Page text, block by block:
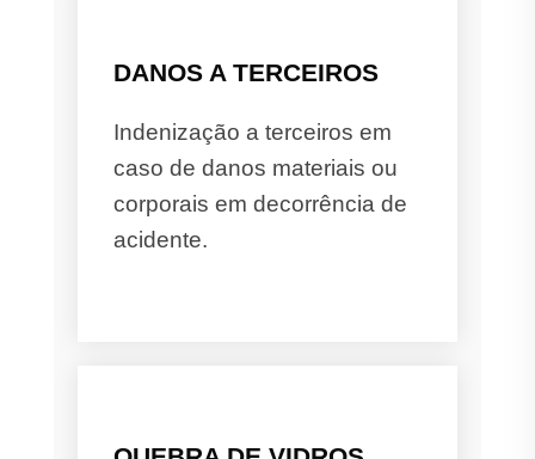
DANOS A TERCEIROS
Indenização a terceiros em
caso de danos materiais ou
corporais em decorrência de
acidente.